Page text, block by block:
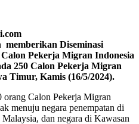
memberikan Diseminasi
Pekerja Migran Indonesia
250 Calon Pekerja Migran
Timur, Kamis (16/5/2024).
orang Calon Pekerja Migran
menuju negara penempatan di
dan negara di Kawasan